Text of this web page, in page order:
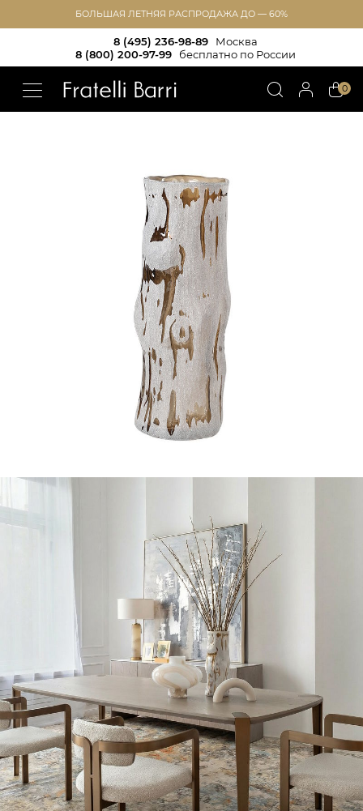
БОЛЬШАЯ ЛЕТНЯЯ РАСПРОДАЖА ДО — 60%
8 (495) 236-98-89
Москва
8 (800) 200-97-99
бесплатно по России
0